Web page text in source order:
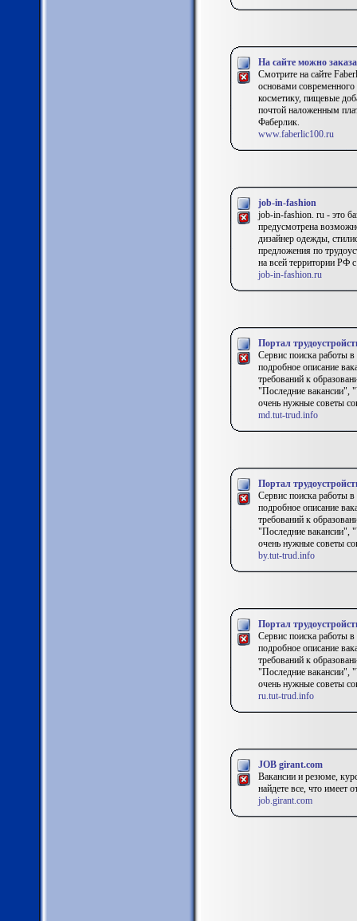
На сайте можно
Смотрите на сайте
основами
косметику, пищевые
почтой наложенным
Фаберлик.
www.faberlic100.ru
job-in-fashion
job-in-fashion. ru - это
предусмотрена
дизайнер одежды,
предложения по
на всей территории РФ
job-in-fashion.ru
Портал
Сервис поиска работы
подробное описание
требований к
"Последние вакансии",
очень нужные советы
md.tut-trud.info
Портал
Сервис поиска работы
подробное описание
требований к
"Последние вакансии",
очень нужные советы
by.tut-trud.info
Портал
Сервис поиска работы
подробное описание
требований к
"Последние вакансии",
очень нужные советы
ru.tut-trud.info
JOB girant.com
Вакансии и резюме,
найдете все, что имеет
job.girant.com